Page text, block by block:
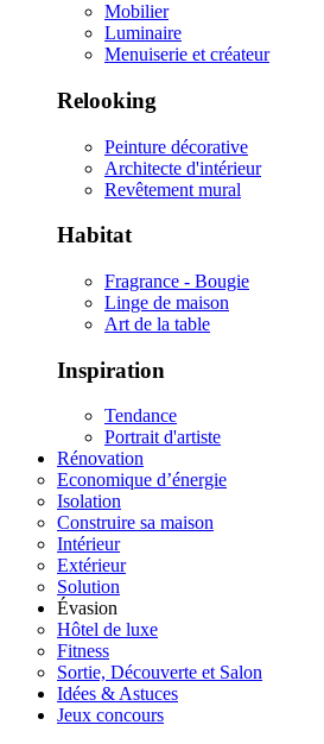
Mobilier
Luminaire
Menuiserie et créateur
Relooking
Peinture décorative
Architecte d'intérieur
Revêtement mural
Habitat
Fragrance - Bougie
Linge de maison
Art de la table
Inspiration
Tendance
Portrait d'artiste
Rénovation
Economique d’énergie
Isolation
Construire sa maison
Intérieur
Extérieur
Solution
Évasion
Hôtel de luxe
Fitness
Sortie, Découverte et Salon
Idées & Astuces
Jeux concours